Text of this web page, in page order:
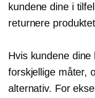
kundene dine i
returnere
Hvis kundene
forskjellige måter,
alternativ. For